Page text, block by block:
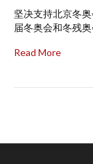
坚决支持北京冬
届冬奥会和冬残
Read More